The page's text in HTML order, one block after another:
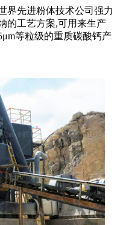
界先进粉体技术公司强力
的工艺方案,可用来生产
等粒级的重质碳酸钙产